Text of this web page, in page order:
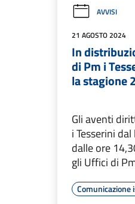
AVVISI
21 AGOSTO 2024
In
di Pm i
la stagione
Gli aventi
i Tesserini
dalle ore
gli Uffici di